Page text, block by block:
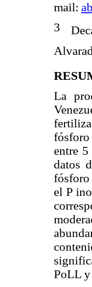
mail:
3
La
entre
datos
fósforo
el P
PoLL